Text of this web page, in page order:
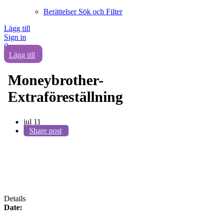
Berättelser Sök och Filter
Lägg till
Sign in
0
Lägg till
Moneybrother-
Extraföreställning
jul 11
Share post
Details
Date: